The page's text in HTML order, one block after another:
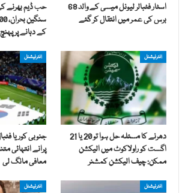
اسٹار فٹبالر لیونل میسی کے والد 68
برس کی عمر میں انتقال کر گئے
حب ڈیم بھرنے
کے دہانے پر
انٹرنیشنل
دھرنے کا مسئلہ حل ہوا تو 20 یا 21
اگست کو راولاکوٹ میں الیکشن
ممکن: چیف الیکشن کمشنر
انٹرنیشنل
جنوبی کوریا
پرانے انتہائی
معافی مانگ لی
انٹرنیشنل انٹرنیشنل